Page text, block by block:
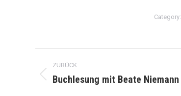
Category:
Kommentarnavigation
ZURÜCK
Vorheriger
Buchlesung mit Beate Niemann